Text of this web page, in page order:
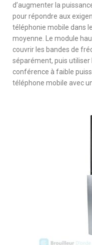
d’augmenter la
pour répondre aux
téléphonie mobile dans
moyenne. Le module
couvrir les bandes de
séparément, puis utiliser
conférence à faible
téléphone mobile avec